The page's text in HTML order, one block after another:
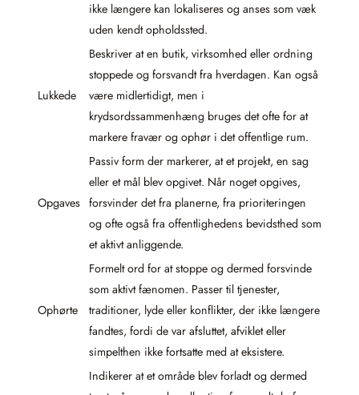
ikke længere kan lokaliseres og anses som væk
uden kendt opholdssted.
Lukkede
Beskriver at en butik, virksomhed eller ordning
stoppede og forsvandt fra hverdagen. Kan også
være midlertidigt, men i
krydsordssammenhæng bruges det ofte for at
markere fravær og ophør i det offentlige rum.
Opgaves
Passiv form der markerer, at et projekt, en sag
eller et mål blev opgivet. Når noget opgives,
forsvinder det fra planerne, fra prioriteringen
og ofte også fra offentlighedens bevidsthed som
et aktivt anliggende.
Ophørte
Formelt ord for at stoppe og dermed forsvinde
som aktivt fænomen. Passer til tjenester,
traditioner, lyde eller konflikter, der ikke længere
fandtes, fordi de var afsluttet, afviklet eller
simpelthen ikke fortsatte med at eksistere.
Indikerer at et område blev forladt og dermed